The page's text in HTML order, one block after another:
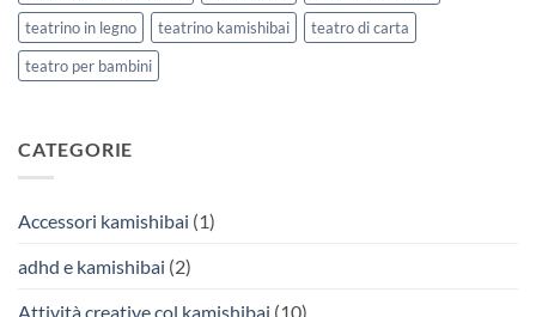
teatrino in legno
teatrino kamishibai
teatro di carta
teatro per bambini
CATEGORIE
Accessori kamishibai (1)
adhd e kamishibai (2)
Attività creative col kamishibai (10)